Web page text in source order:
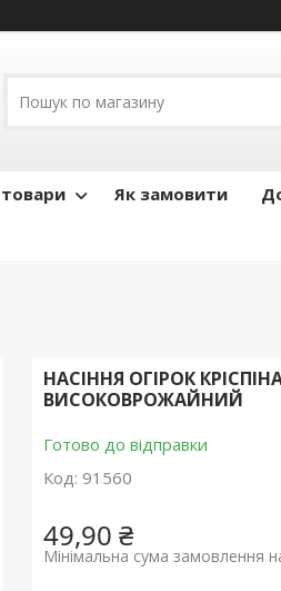
товари Як замовити
НАСІННЯ ОГІРОК
ВИСОКОВРОЖАЙНИЙ
Готово до відправки
Код: 91560
49,90 ₴
Мінімальна сума замовлення